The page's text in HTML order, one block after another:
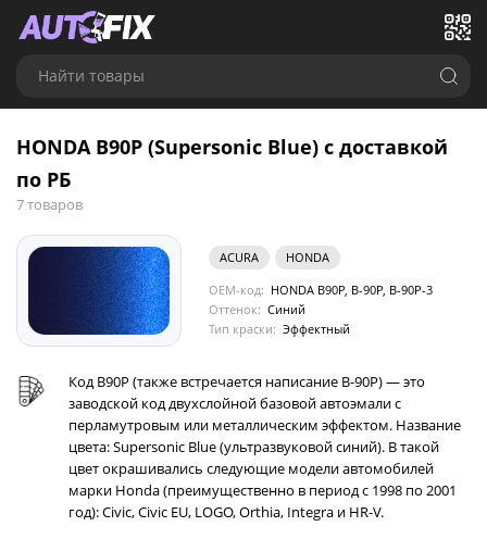
Найти товары
HONDA B90P (Supersonic Blue) с доставкой
по РБ
7 товаров
ACURA
HONDA
OEM-код: HONDA B90P, B-90P, B-90P-3
Оттенок: Синий
Тип краски: Эффектный
Код B90P (также встречается написание B-90P) — это
заводской код двухслойной базовой автоэмали с
перламутровым или металлическим эффектом. Название
цвета: Supersonic Blue (ультразвуковой синий). В такой
цвет окрашивались следующие модели автомобилей
марки Honda (преимущественно в период с 1998 по 2001
год): Civic, Civic EU, LOGO, Orthia, Integra и HR-V.